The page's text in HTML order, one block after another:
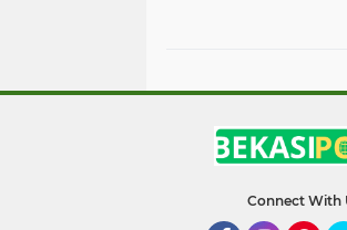
Connect With